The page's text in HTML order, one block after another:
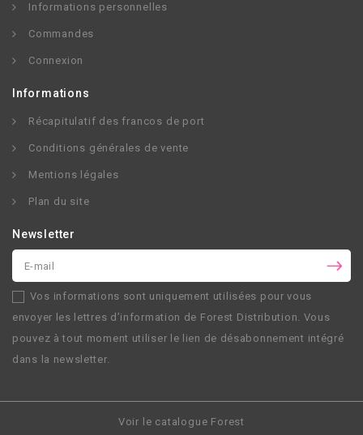
Informations personnelles
Commandes
Connexion
Informations
Récapitulatif des francos de port
Conditions générales de vente
Mentions légales
Plan du site
Newsletter
Vos informations sont uniquement utilisées pour vous
envoyer les lettres d’information de Forest Distribution. Vous
pouvez à tout moment utiliser le lien de désabonnement intégré
dans la newsletter.
Voir le catalogue Forest